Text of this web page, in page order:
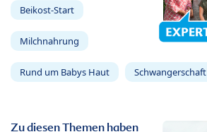
Beikost-Start
Milchnahrung
Rund um Babys Haut Schwangerschaft
Zu diesen Themen haben